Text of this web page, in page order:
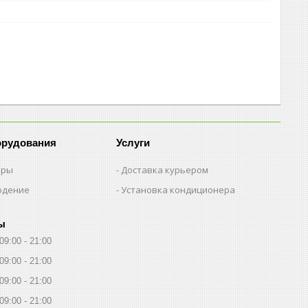
Услуги
Доставка курьером
Установка кондиционера
09:00
21:00
09:00
21:00
09:00
21:00
09:00
21:00